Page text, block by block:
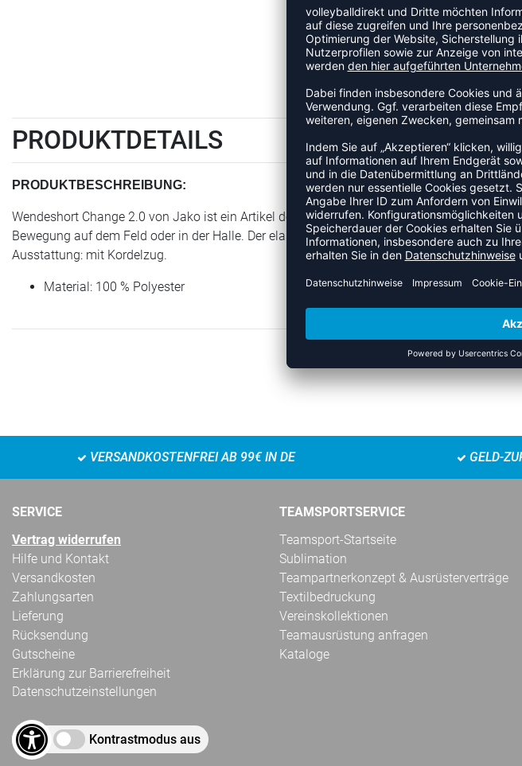
PRODUKTDETAILS
PRODUKTBESCHREIBUNG:
Wendeshort Change 2.0 von Jako ist ein Artikel der Kategorie Basketballshorts. Der
Bewegung auf dem Feld oder in der Halle. Der elastische Stoff passt sich der Bewegung
Ausstattung: mit Kordelzug.
Material: 100 % Polyester
ZULETZT
VERSANDKOSTENFREI AB 99€ IN DE GELD-
SERVICE
Vertrag widerrufen
Hilfe und Kontakt
Versandkosten
Zahlungsarten
Lieferung
Rücksendung
Gutscheine
Erklärung zur Barrierefreiheit
Datenschutzeinstellungen
Kontrastmodus aus
TEAMSPORTSERVICE
Teamsport-Startseite
Sublimation
Teampartnerkonzept & Ausrüsterverträge
Textilbedruckung
Vereinskollektionen
Teamausrüstung anfragen
Kataloge